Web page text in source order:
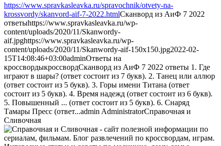
https://www.spravkasleavka.ru/spravochnik/otvety-na-
krossvordy/skanvord-aif-7-2022.htmlСканворд из АиФ 7 2022
ответыhttps://www.spravkasleavka.ru/wp-
content/uploads/2020/11/Skanwordy-
aif.jpghttps://www.spravkasleavka.ru/wp-
content/uploads/2020/11/Skanwordy-aif-150x150.jpg2022-02-
15T14:08:46+03:00adminОтветы на
кроссвордыкроссвордСканворд из АиФ 7 2022 ответы 1. Где
играют в шары? (ответ состоит из 7 букв). 2. Танец или аллюр
(ответ состоит из 5 букв). 3. Горы имени Титана (ответ
состоит из 5 букв). 4. Время надежд (ответ состоит из 6 букв).
5. Повышенный ... (ответ состоит из 5 букв). 6. Снаряд
Тамары Пресс (ответ...admin AdministratorСправочная и
Сливочная